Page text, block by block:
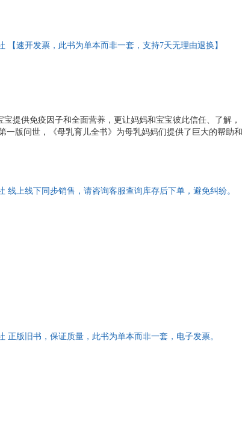
速开发票，此书为单本而非一套，支持7天无理由退换】
提供免疫因子和全面营养，更让妈妈和宝宝彼此信任、了解，
一版问世，《母乳育儿全书》为母乳妈妈们提供了巨大的帮助和
为全新修订升级的第8版，美国畅销300多万册，涵盖了分娩和
妈们安心的哺乳策略 ★根据宝宝的年龄详解各阶段的哺乳注意
上线下同步销售，请咨询客服查询库存后下单，避免纠纷。
版旧书，保证质量，此书为单本而非一套，电子发票。